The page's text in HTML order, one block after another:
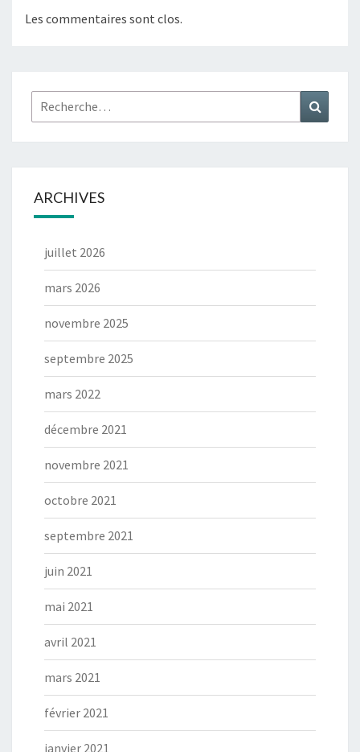
Les commentaires sont clos.
Rechercher :
ARCHIVES
juillet 2026
mars 2026
novembre 2025
septembre 2025
mars 2022
décembre 2021
novembre 2021
octobre 2021
septembre 2021
juin 2021
mai 2021
avril 2021
mars 2021
février 2021
janvier 2021